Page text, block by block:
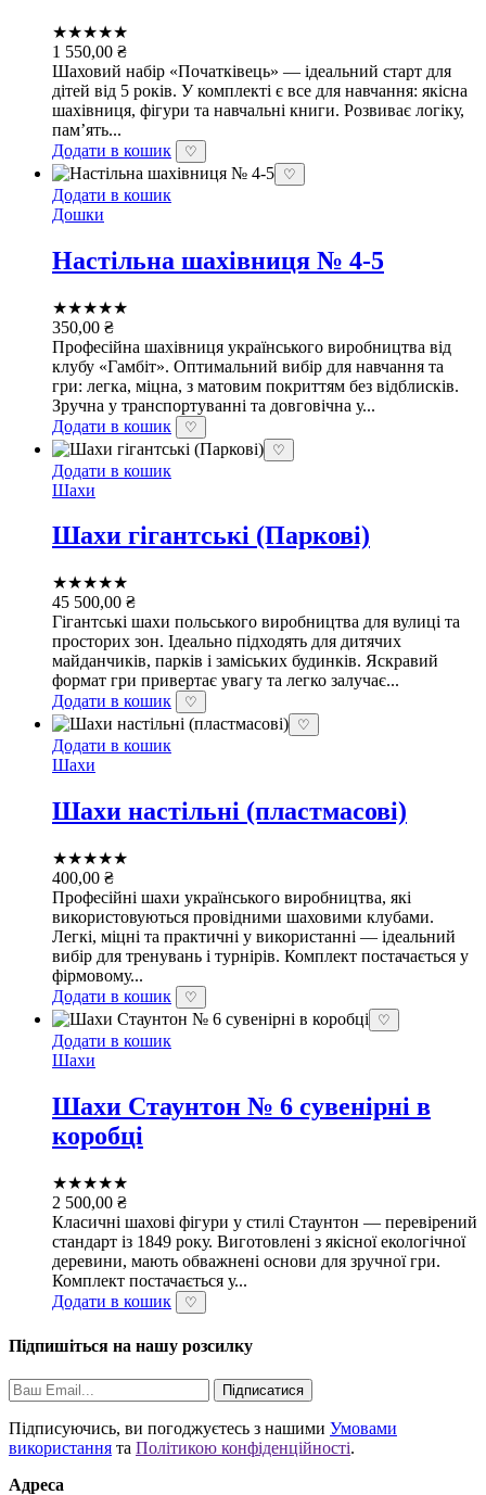
★★★★★
1 550,00 ₴
Шаховий набір «Початківець» — ідеальний старт для
дітей від 5 років. У комплекті є все для навчання: якісна
шахівниця, фігури та навчальні книги. Розвиває логіку,
пам’ять...
Додати в кошик
♡
♡
Додати в кошик
Дошки
Настільна шахівниця № 4-5
★★★★★
350,00 ₴
Професійна шахівниця українського виробництва від
клубу «Гамбіт». Оптимальний вибір для навчання та
гри: легка, міцна, з матовим покриттям без відблисків.
Зручна у транспортуванні та довговічна у...
Додати в кошик
♡
♡
Додати в кошик
Шахи
Шахи гігантські (Паркові)
★★★★★
45 500,00 ₴
Гігантські шахи польського виробництва для вулиці та
просторих зон. Ідеально підходять для дитячих
майданчиків, парків і заміських будинків. Яскравий
формат гри привертає увагу та легко залучає...
Додати в кошик
♡
♡
Додати в кошик
Шахи
Шахи настільні (пластмасові)
★★★★★
400,00 ₴
Професійні шахи українського виробництва, які
використовуються провідними шаховими клубами.
Легкі, міцні та практичні у використанні — ідеальний
вибір для тренувань і турнірів. Комплект постачається у
фірмовому...
Додати в кошик
♡
♡
Додати в кошик
Шахи
Шахи Стаунтон № 6 сувенірні в
коробці
★★★★★
2 500,00 ₴
Класичні шахові фігури у стилі Стаунтон — перевірений
стандарт із 1849 року. Виготовлені з якісної екологічної
деревини, мають обважнені основи для зручної гри.
Комплект постачається у...
Додати в кошик
♡
Підпишіться на нашу розсилку
Підписатися
Підписуючись, ви погоджуєтесь з нашими Умовами
використання та Політикою конфіденційності.
Адреса